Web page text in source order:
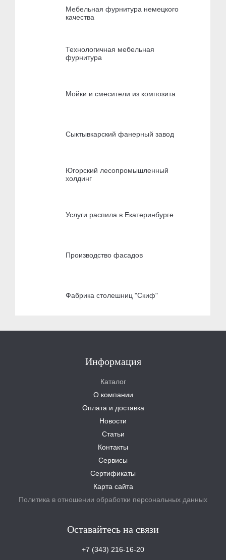
Мебельная фурнитура немецкого
качества
Технологичная мебельная
фурнитура
Мойки и смесители из композита
Сыктывкарский фанерный завод
Югорский лесопромышленный
холдинг
Услуги распила в Екатеринбурге
Производство фасадов
Фабрика столешниц "Скиф"
Информация
Каталог
О компании
Оплата и доставка
Новости
Статьи
Контакты
Сервисы
Сертификаты
Карта сайта
Политика в отношении обработки персональных данных
Оставайтесь на связи
+7 (343) 216-16-20